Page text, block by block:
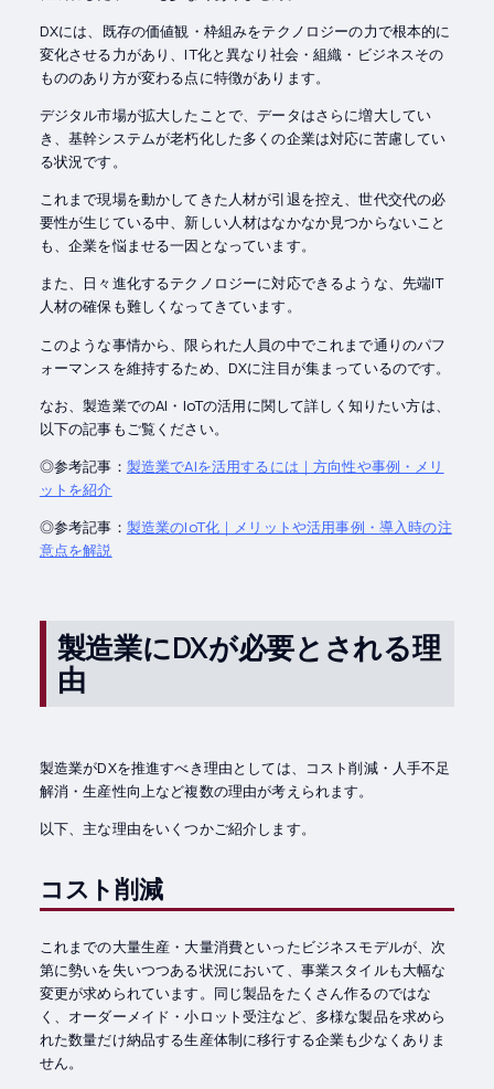
DXには、既存の価値観・枠組みをテクノロジーの力で根本的に
変化させる力があり、IT化と異なり社会・組織・ビジネスその
もののあり方が変わる点に特徴があります。
デジタル市場が拡大したことで、データはさらに増大してい
き、基幹システムが老朽化した多くの企業は対応に苦慮してい
る状況です。
これまで現場を動かしてきた人材が引退を控え、世代交代の必
要性が生じている中、新しい人材はなかなか見つからないこと
も、企業を悩ませる一因となっています。
また、日々進化するテクノロジーに対応できるような、先端IT
人材の確保も難しくなってきています。
このような事情から、限られた人員の中でこれまで通りのパフ
ォーマンスを維持するため、DXに注目が集まっているのです。
なお、製造業でのAI・IoTの活用に関して詳しく知りたい方は、
以下の記事もご覧ください。
◎参考記事： 製造業でAIを活用するには｜方向性や事例・メリ
ットを紹介
◎参考記事： 製造業のIoT化｜メリットや活用事例・導入時の注
意点を解説
製造業にDXが必要とされる理
由
製造業がDXを推進すべき理由としては、コスト削減・人手不足
解消・生産性向上など複数の理由が考えられます。
以下、主な理由をいくつかご紹介します。
コスト削減
これまでの大量生産・大量消費といったビジネスモデルが、次
第に勢いを失いつつある状況において、事業スタイルも大幅な
変更が求められています。同じ製品をたくさん作るのではな
く、オーダーメイド・小ロット受注など、多様な製品を求めら
れた数量だけ納品する生産体制に移行する企業も少なくありま
せん。